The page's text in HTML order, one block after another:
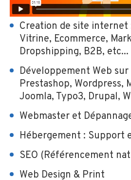
Creation de site internet
Vitrine, Ecommerce,
Dropshipping, B2B, etc...
Développement Web sur
Prestashop, Wordpress,
Joomla, Typo3, Drupal,
Webmaster et
Hébergement : Support
SEO (Référencement
Web Design & Print